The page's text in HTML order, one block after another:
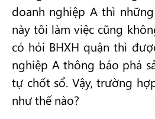
doanh nghiệp A thì
này tôi làm việc cũng
có hỏi BHXH quận thì
nghiệp A thông báo phá
tự chốt sổ. Vậy, trường
như thế nào?